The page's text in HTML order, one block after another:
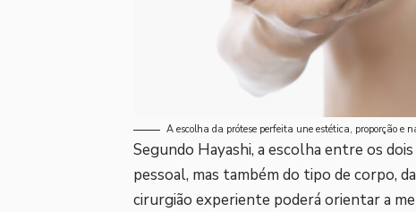
A escolha da prótese perfeita une estética, proporção
Segundo Hayashi, a escolha entre os
pessoal, mas também do tipo de corpo,
cirurgião experiente poderá orientar a